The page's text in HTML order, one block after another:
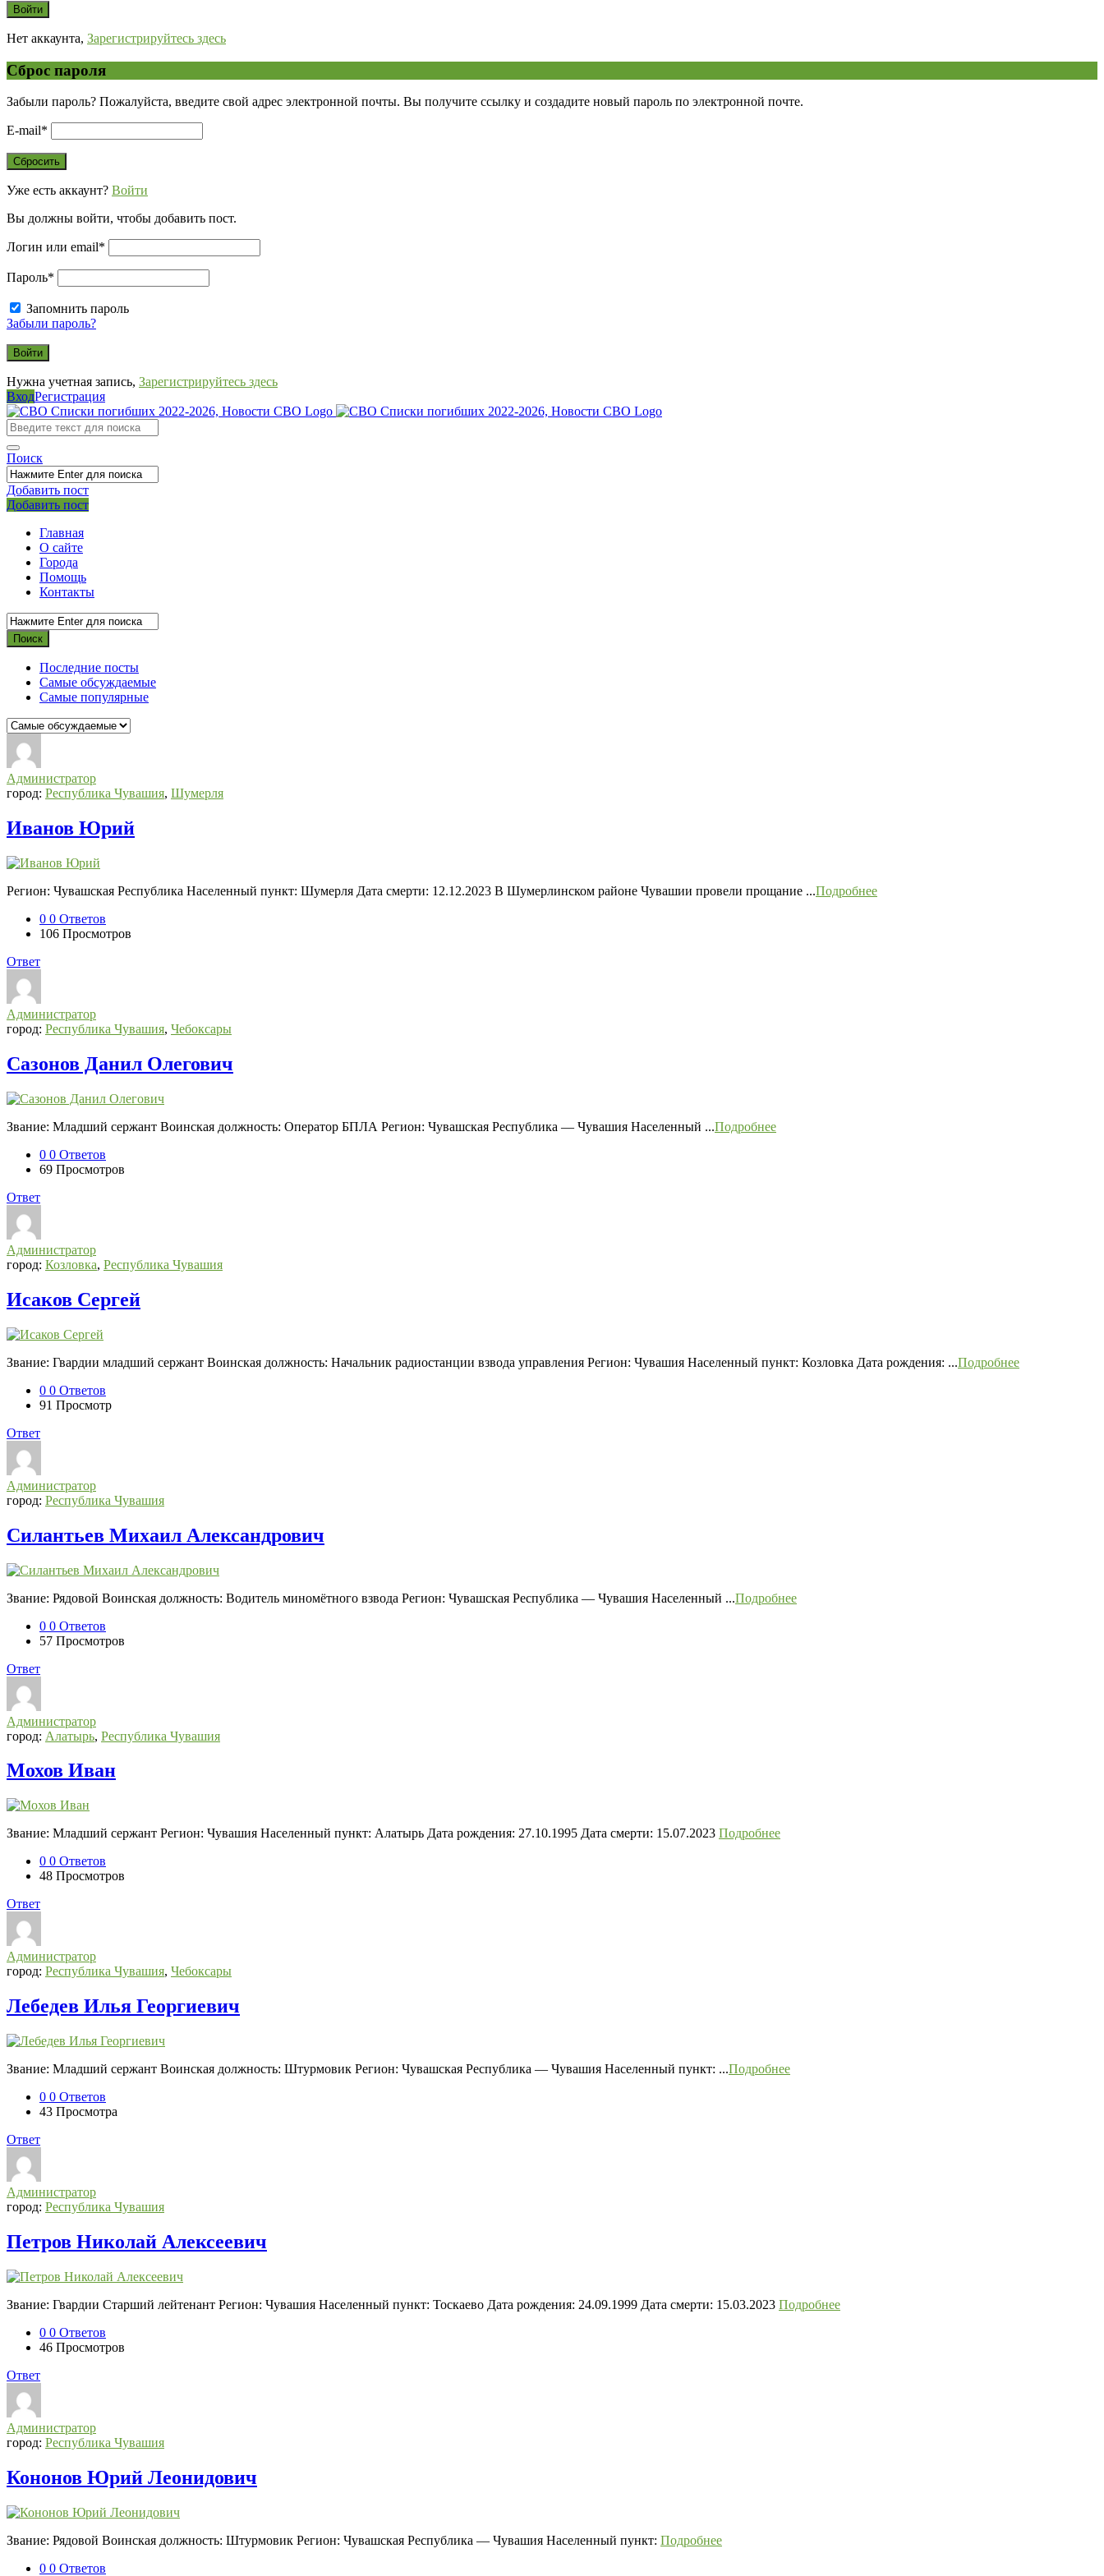
Нет аккаунта, Зарегистрируйтесь здесь
Сброс пароля
Забыли пароль? Пожалуйста, введите свой адрес электронной почты. Вы получите ссылку и создадите новый пароль по электронной почте.
E-mail*
Уже есть аккаунт? Войти
Вы должны войти, чтобы добавить пост.
Логин или email*
Пароль*
Запомнить пароль
Забыли пароль?
Нужна учетная запись, Зарегистрируйтесь здесь
ВходРегистрация
СВО
Списки
погибших
2022-
2026,
Новости
СВО
Поиск
Добавить пост
Мобильное
меню
Выйти
Добавить пост
Главная
О сайте
Города
Помощь
Контакты
Последние посты
Самые обсуждаемые
Самые популярные
СВО
Списки
погибших
2026,
Новости
Последний
Посты
Администратор
город: Республика Чувашия, Шумерля
Иванов Юрий
Регион: Чувашская Республика Населенный пункт: Шумерля Дата смерти: 12.12.2023 В Шумерлинском районе Чувашии провели прощание ...Подробнее
0 0 Ответов
106 Просмотров
Ответ
Администратор
город: Республика Чувашия, Чебоксары
Сазонов Данил Олегович
Звание: Младший сержант Воинская должность: Оператор БПЛА Регион: Чувашская Республика — Чувашия Населенный ...Подробнее
0 0 Ответов
69 Просмотров
Ответ
Администратор
город: Козловка, Республика Чувашия
Исаков Сергей
Звание: Гвардии младший сержант Воинская должность: Начальник радиостанции взвода управления Регион: Чувашия Населенный пункт: Козловка Дата рождения: ...Подробнее
0 0 Ответов
91 Просмотр
Ответ
Администратор
город: Республика Чувашия
Силантьев Михаил Александрович
Звание: Рядовой Воинская должность: Водитель миномётного взвода Регион: Чувашская Республика — Чувашия Населенный ...Подробнее
0 0 Ответов
57 Просмотров
Ответ
Администратор
город: Алатырь, Республика Чувашия
Мохов Иван
Звание: Младший сержант Регион: Чувашия Населенный пункт: Алатырь Дата рождения: 27.10.1995 Дата смерти: 15.07.2023 Подробнее
0 0 Ответов
48 Просмотров
Ответ
Администратор
город: Республика Чувашия, Чебоксары
Лебедев Илья Георгиевич
Звание: Младший сержант Воинская должность: Штурмовик Регион: Чувашская Республика — Чувашия Населенный пункт: ...Подробнее
0 0 Ответов
43 Просмотра
Ответ
Администратор
город: Республика Чувашия
Петров Николай Алексеевич
Звание: Гвардии Старший лейтенант Регион: Чувашия Населенный пункт: Тоскаево Дата рождения: 24.09.1999 Дата смерти: 15.03.2023 Подробнее
0 0 Ответов
46 Просмотров
Ответ
Администратор
город: Республика Чувашия
Кононов Юрий Леонидович
Звание: Рядовой Воинская должность: Штурмовик Регион: Чувашская Республика — Чувашия Населенный пункт: Подробнее
0 0 Ответов